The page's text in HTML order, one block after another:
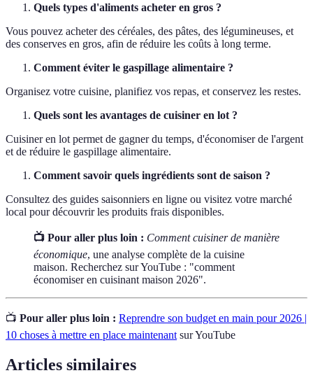
Quels types d'aliments acheter en gros ?
Vous pouvez acheter des céréales, des pâtes, des légumineuses, et
des conserves en gros, afin de réduire les coûts à long terme.
Comment éviter le gaspillage alimentaire ?
Organisez votre cuisine, planifiez vos repas, et conservez les restes.
Quels sont les avantages de cuisiner en lot ?
Cuisiner en lot permet de gagner du temps, d'économiser de l'argent
et de réduire le gaspillage alimentaire.
Comment savoir quels ingrédients sont de saison ?
Consultez des guides saisonniers en ligne ou visitez votre marché
local pour découvrir les produits frais disponibles.
📺 Pour aller plus loin : Comment cuisiner de manière
économique, une analyse complète de la cuisine
maison. Recherchez sur YouTube : "comment
économiser en cuisinant maison 2026".
📺 Pour aller plus loin : Reprendre son budget en main pour 2026 |
10 choses à mettre en place maintenant sur YouTube
Articles similaires